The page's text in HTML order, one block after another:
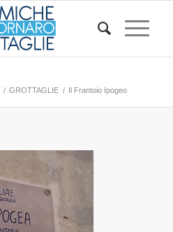
/ GROTTAGLIE / Il Frantoio Ipogeo